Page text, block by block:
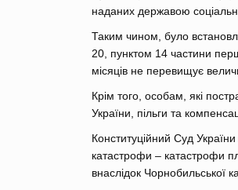
наданих державою
Таким чином, було
20, пунктом 14 частини
місяців не перевищує
Крім того, особам, які
України, пільги та
Конституційний Суд
катастрофи – катастрофи
внаслідок Чорнобильської